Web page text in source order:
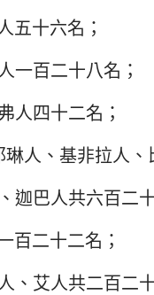
五十六名；
一百二十八名；
人四十二名；
琳人、基非拉人、
迦巴人共六百二
百二十二名；
、艾人共二百二